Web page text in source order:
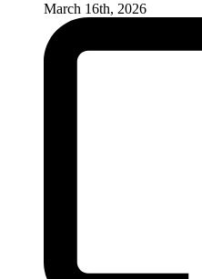
March 16th, 2026